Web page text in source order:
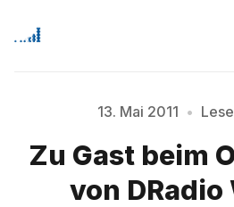
Signup
13. Mai 2011 •
Zu Gast beim
von DRadio